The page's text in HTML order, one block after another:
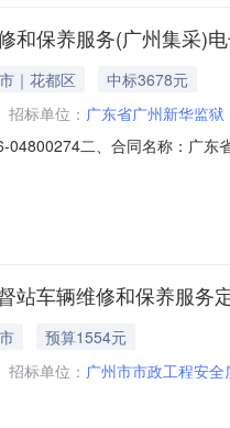
和保养服务(广州集采)
｜花都区
中标3678元
招标单位： 广东省广州新华监狱
04800274二、合同名称：广
应商（乙方）：广州华洋汽车
站车辆维修和保养服务
预算1554元
招标单位： 广州市市政工程安